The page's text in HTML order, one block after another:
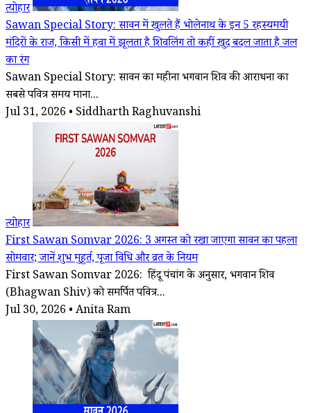
त्योहार
Sawan Special Story: सावन में खुलते हैं भोलेनाथ के इन 5 रहस्यमयी
मंदिरों के राज, किसी में हवा में झूलता है शिवलिंग तो कहीं खुद बदल जाता है जल
का रंग
Sawan Special Story: सावन का महीना भगवान शिव की आराधना का
सबसे पवित्र समय माना...
Jul 31, 2026 • Siddharth Raghuvanshi
त्योहार
First Sawan Somvar 2026: 3 अगस्त को रखा जाएगा सावन का पहला
सोमवार; जानें शुभ मुहूर्त, पूजा विधि और व्रत के नियम
First Sawan Somvar 2026: हिंदू पंचांग के अनुसार, भगवान शिव
(Bhagwan Shiv) को समर्पित पवित्र...
Jul 30, 2026 • Anita Ram